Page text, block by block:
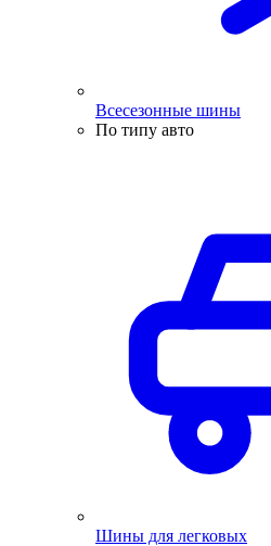
Всесезонные шины
По типу авто
Шины для легковых